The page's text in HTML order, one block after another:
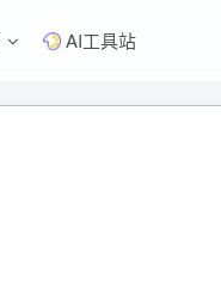
AI工具站